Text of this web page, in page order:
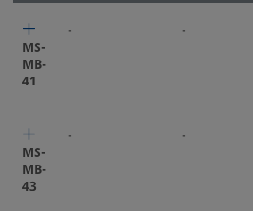
MS-
MB-
41
- -
MS-
MB-
43
- -